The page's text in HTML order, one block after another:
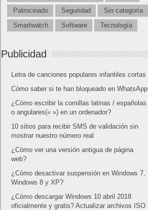
Patrocinado
Seguridad
Sin categoría
Smartwatch
Software Tecnología
Publicidad
Letra de canciones populares infantiles cortas
Cómo saber si te han bloqueado en WhatsApp
¿Cómo escribir la comillas latinas / españolas
o angulares(« ») en un ordenador?
10 sitios para recibir SMS de validación sin
mostrar nuestro número real
¿Cómo ver una versión antigua de página
web?
¿Cómo desactivar suspensión en Windows 7,
Windows 8 y XP?
¿Cómo descargar Windows 10 abril 2018
oficialmente y gratis? Actualizar archivos ISO